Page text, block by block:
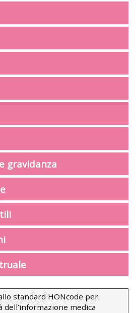
gravidanza
standard HONcode per
dell’informazione medica